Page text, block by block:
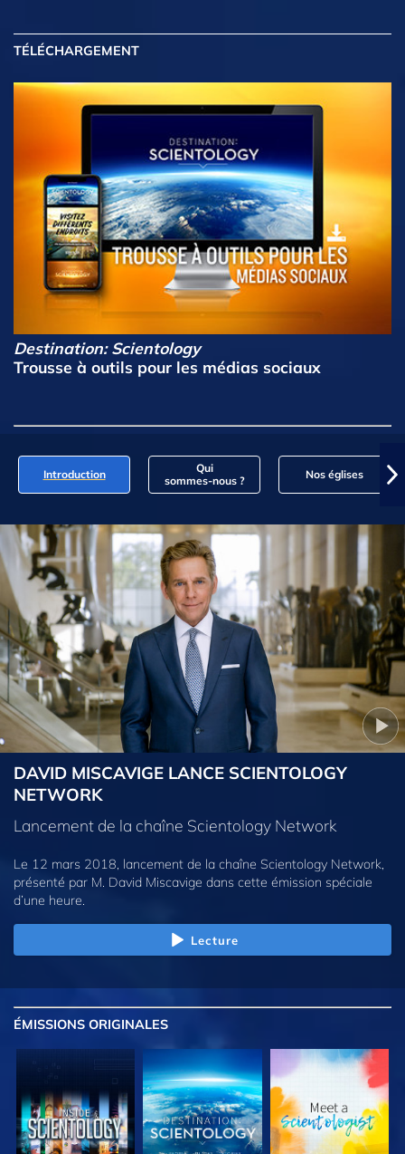
TÉLÉCHARGEMENT
Destination: Scientology
Trousse à outils pour les médias sociaux
Introduction
Qui
sommes‑nous ?
Nos églises
DAVID MISCAVIGE LANCE SCIENTOLOGY
NETWORK
Lancement de la chaîne Scientology Network
Le 12 mars 2018, lancement de la chaîne Scientology Network,
présenté par M. David Miscavige dans cette émission spéciale
d’une heure.
Lecture
ÉMISSIONS ORIGINALES